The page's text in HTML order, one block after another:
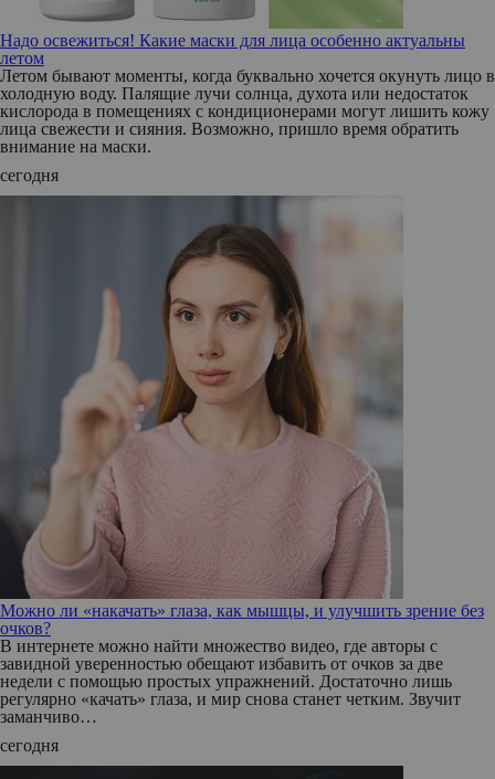
Надо освежиться! Какие маски для лица особенно актуальны
летом
Летом бывают моменты, когда буквально хочется окунуть лицо в
холодную воду. Палящие лучи солнца, духота или недостаток
кислорода в помещениях с кондиционерами могут лишить кожу
лица свежести и сияния. Возможно, пришло время обратить
внимание на маски.
сегодня
Можно ли «накачать» глаза, как мышцы, и улучшить зрение без
очков?
В интернете можно найти множество видео, где авторы с
завидной уверенностью обещают избавить от очков за две
недели с помощью простых упражнений. Достаточно лишь
регулярно «качать» глаза, и мир снова станет четким. Звучит
заманчиво…
сегодня